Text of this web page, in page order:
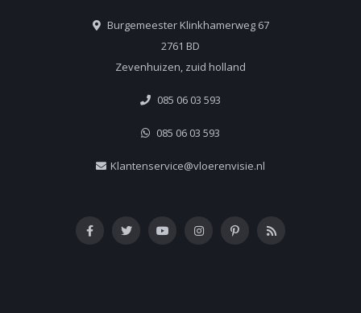
Burgemeester Klinkhamerweg 67
2761 BD
Zevenhuizen, zuid holland
085 06 03 593
085 06 03 593
Klantenservice@vloerenvisie.nl